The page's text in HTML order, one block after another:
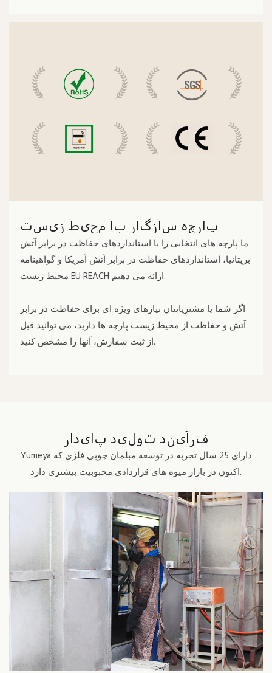
پارچه سازگار با محیط زیست
ما پارچه های انتخابی را با استانداردهای حفاظت در برابر آتش
بریتانیا، استانداردهای حفاظت در برابر آتش آمریکا و گواهینامه
محیط زیست EU REACH ارائه می دهیم.
اگر شما یا مشتریانتان نیازهای ویژه ای برای حفاظت در برابر
آتش و حفاظت از محیط زیست پارچه ها دارید، می توانید قبل
از ثبت سفارش، آنها را مشخص کنید.
فرآیند تولید پایدار
Yumeya دارای 25 سال تجربه در توسعه مبلمان چوبی فلزی که
اکنون در بازار میوه های قراردادی محبوبیت بیشتری دارد.